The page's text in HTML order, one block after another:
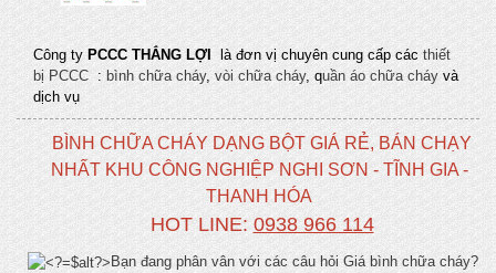
Công ty PCCC THẮNG LỢI là đơn vị chuyên cung cấp các thiết
bị PCCC : bình chữa cháy, vòi chữa cháy, quần áo chữa cháy và
dịch vụ
BÌNH CHỮA CHÁY DẠNG BỘT GIÁ RẺ, BÁN CHẠY
NHẤT KHU CÔNG NGHIỆP NGHI SƠN - TĨNH GIA -
THANH HÓA
HOT LINE: 0938 966 114
Bạn đang phân vân với các câu hỏi Giá bình chữa cháy?